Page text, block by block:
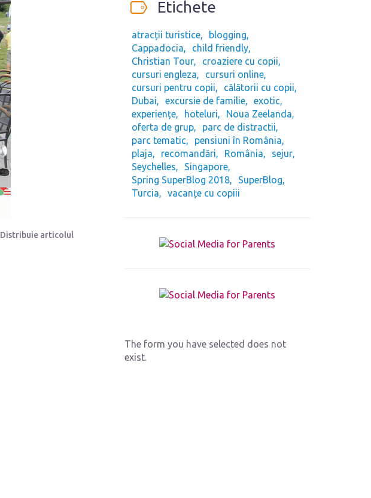
Distribuie articolul
Etichete
atracții turistice
blogging
Cappadocia
child friendly
Christian Tour
croaziere cu copii
cursuri engleza
cursuri online
cursuri pentru copii
călătorii cu copii
Dubai
excursie de familie
exotic
experiențe
hoteluri
Noua Zeelanda
oferta de grup
parc de distractii
parc tematic
pensiuni în România
plaja
recomandări România
sejur
Seychelles
Singapore
Spring SuperBlog 2018
SuperBlog
Turcia
vacanțe cu copiii
The form you have selected does not
exist.